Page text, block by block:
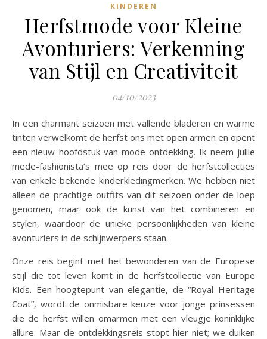
KINDEREN
Herfstmode voor Kleine
Avonturiers: Verkenning
van Stijl en Creativiteit
04/10/2023
In een charmant seizoen met vallende bladeren en warme
tinten verwelkomt de herfst ons met open armen en opent
een nieuw hoofdstuk van mode-ontdekking. Ik neem jullie
mede-fashionista’s mee op reis door de herfstcollecties
van enkele bekende kinderkledingmerken. We hebben niet
alleen de prachtige outfits van dit seizoen onder de loep
genomen, maar ook de kunst van het combineren en
stylen, waardoor de unieke persoonlijkheden van kleine
avonturiers in de schijnwerpers staan.
Onze reis begint met het bewonderen van de Europese
stijl die tot leven komt in de herfstcollectie van Europe
Kids. Een hoogtepunt van elegantie, de “Royal Heritage
Coat”, wordt de onmisbare keuze voor jonge prinsessen
die de herfst willen omarmen met een vleugje koninklijke
allure. Maar de ontdekkingsreis stopt hier niet; we duiken